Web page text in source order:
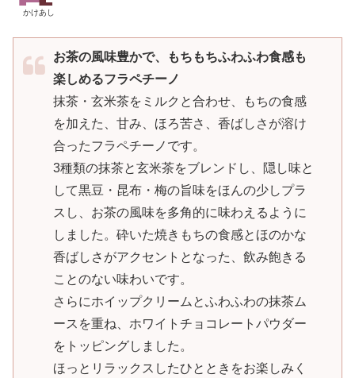
かけあし
お茶の風味豊かで、もちもちふわふわ食感も
楽しめるフラペチーノ
抹茶・玄米茶をミルクと合わせ、もちの食感
を加えた、甘み、ほろ苦さ、香ばしさが溶け
合ったフラペチーノです。
3種類の抹茶と玄米茶をブレンドし、隠し味と
して黒豆・昆布・梅の旨味をほんの少しプラ
スし、お茶の風味を多角的に味わえるように
しました。砕いた焼きもちの食感とほのかな
香ばしさがアクセントとなった、飲み飽きる
ことのない味わいです。
さらにホイップクリームとふわふわの抹茶ム
ースを重ね、ホワイトチョコレートパウダー
をトッピングしました。
ほっとリラックスしたひとときをお楽しみく